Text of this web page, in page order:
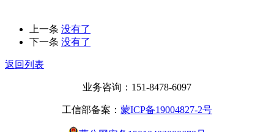
上一条 没有了
下一条 没有了
返回列表
业务咨询：151-8478-6097
工信部备案： 蒙ICP备19004827-2号